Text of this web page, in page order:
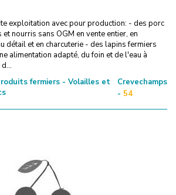
exploitation avec pour production: - des porc
nourris sans OGM en vente entier, en
détail et en charcuterie - des lapins fermiers
alimentation adapté, du foin et de l'eau à
fermiers - Volailles et
Crevechamps
- 54